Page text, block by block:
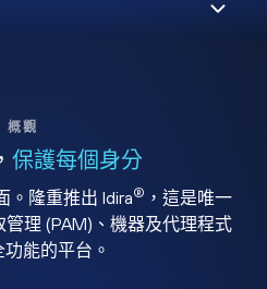
概觀
保護每個身分
。隆重推出 Idira® ，這是唯一
理 (PAM)、機器及代理程式
能的平台。